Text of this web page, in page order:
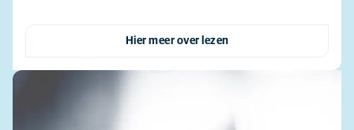
Hier meer over lezen